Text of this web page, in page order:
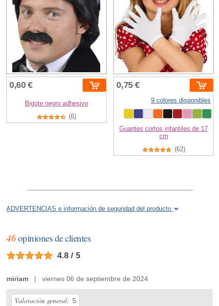
0,60 €
Bigote negro adhesivo
(6)
0,75 €
9 colores disponibles
Guantes cortos infantiles de 17
cm
(62)
ADVERTENCIAS e información de seguridad del producto
46opiniones de clientes
4.8 / 5
miriam | viernes 06 de septiembre de 2024
Valoración general: 5